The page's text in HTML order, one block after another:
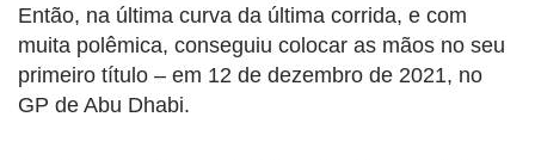
Então, na última curva da última corrida, e com
muita polêmica, conseguiu colocar as mãos no seu
primeiro título – em 12 de dezembro de 2021, no
GP de Abu Dhabi.